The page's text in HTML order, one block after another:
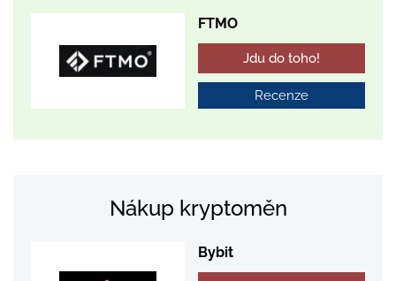
FTMO
Jdu do toho!
Recenze
Nákup kryptoměn
Bybit